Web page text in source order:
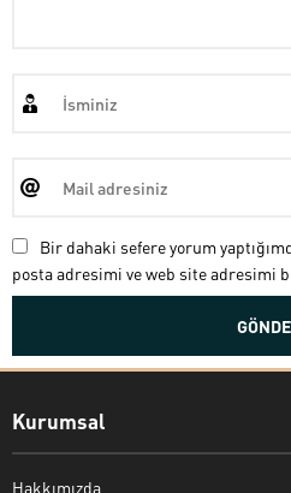
Bir dahaki sefere yorum
posta adresimi ve web site adresimi
Kurumsal
Hakkımızda